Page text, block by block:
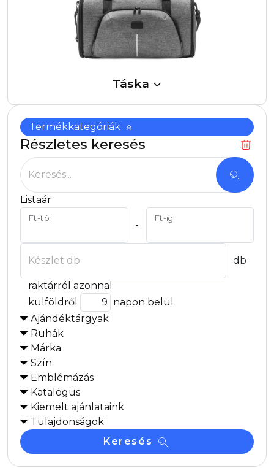
Termékkategóriák
Részletes keresés
Keresés...
Listaár
Ft-tól
-
Ft-ig
Készlet db db
raktárról azonnal
külföldről
napon belül
Ajándéktárgyak
Ruhák
Márka
Szín
Emblémázás
Katalógus
Kiemelt ajánlataink
Tulajdonságok
Keresés
Táska